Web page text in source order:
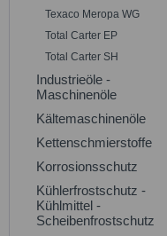
Texaco Meropa WG
Total Carter EP
Total Carter SH
Industrieöle -
Maschinenöle
Kältemaschinenöle
Kettenschmierstoffe
Korrosionsschutz
Kühlerfrostschutz -
Kühlmittel -
Scheibenfrostschutz